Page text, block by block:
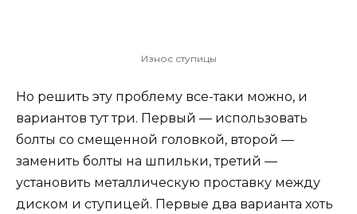
Износ ступицы
Но решить эту проблему все-таки можно, и
вариантов тут три. Первый — использовать
болты со смещенной головкой, второй —
заменить болты на шпильки, третий —
установить металлическую проставку между
диском и ступицей. Первые два варианта хоть